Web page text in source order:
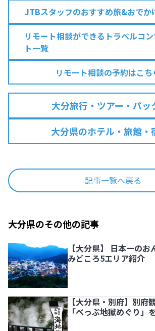
JTBスタッフのおすすめ旅&おでか
リモート相談ができるトラベルコ
ト一覧
リモート相談の予約はこち
大分旅行・ツアー・パッ
大分県のホテル・旅館・
記事一覧へ戻る
大分県のその他の記事
【大分県】 日本一のおんせん県！大分
【大分県】 日本一の
みどころ5エリア紹介
【大分県・別府】別府
「べっぷ地獄めぐり」